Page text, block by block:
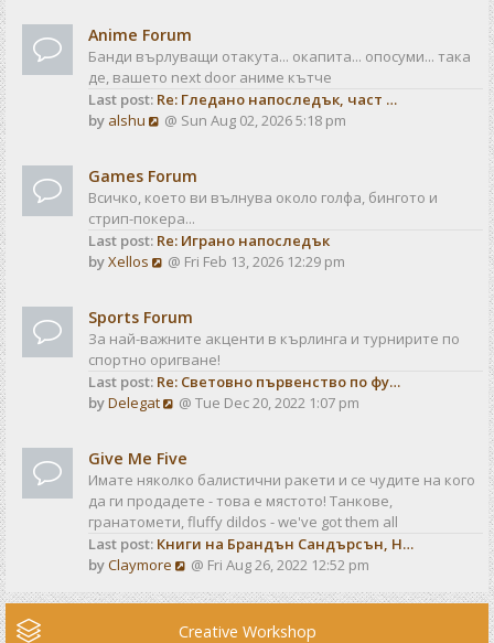
s
t
e
s
t
p
s
t
w
t
h
e
e
s
t
p
o
t
Anime Forum
Банди върлуващи отакута... окапита... опосуми... така
де, вашето next door аниме кътче
Last post: Re: Гледано напоследък, част …
by alshu
V
w
t
h
e
l
e
s
t
p
o
t
@ Sun Aug 02, 2026 5:18 pm
Games Forum
Всичко, което ви вълнува около голфа, бингото и
стрип-покера...
Last post: Re: Играно напоследък
byXellos
V
w
t
h
e
l
t
e
s
t
p
o
s
t
@ Fri Feb 13, 2026 12:29 pm
Sports Forum
За най-важните акценти в кърлинга и турнирите по
спортно оригване!
Last post: Re: Световно първенство по фу…
byDelegat
V
w
t
h
e
l
a
t
s
@ Tue Dec 20, 2022 1:07 pm
Give Me Five
Имате няколко балистични ракети и се чудите на кого
да ги продадете - това е мястото! Танкове,
гранатомети, fluffy dildos - we've got them all
Last post: Книги на Брандън Сандърсън, Н…
byClaymore
V
e
w
@ Fri Aug 26, 2022 12:52 pm
Creative Workshop